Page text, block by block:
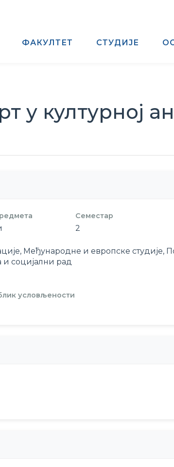
ФАКУЛТЕТ СТУДИЈЕ
у културној
Семестар
2
Међународне и европске
и социјални рад
условљености